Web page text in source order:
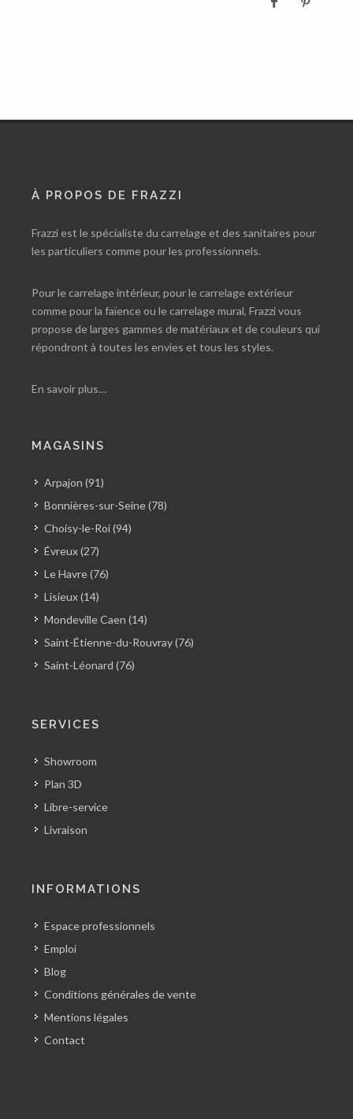
À PROPOS DE FRAZZI
Frazzi est le spécialiste du carrelage et des sanitaires pour
les particuliers comme pour les professionnels.
Pour le carrelage intérieur, pour le carrelage extérieur
comme pour la faïence ou le carrelage mural, Frazzi vous
propose de larges gammes de matériaux et de couleurs qui
répondront à toutes les envies et tous les styles.
En savoir plus…
MAGASINS
Arpajon (91)
Bonnières-sur-Seine (78)
Choisy-le-Roi (94)
Évreux (27)
Le Havre (76)
Lisieux (14)
Mondeville Caen (14)
Saint-Étienne-du-Rouvray (76)
Saint-Léonard (76)
SERVICES
Showroom
Plan 3D
Libre-service
Livraison
INFORMATIONS
Espace professionnels
Emploi
Blog
Conditions générales de vente
Mentions légales
Contact